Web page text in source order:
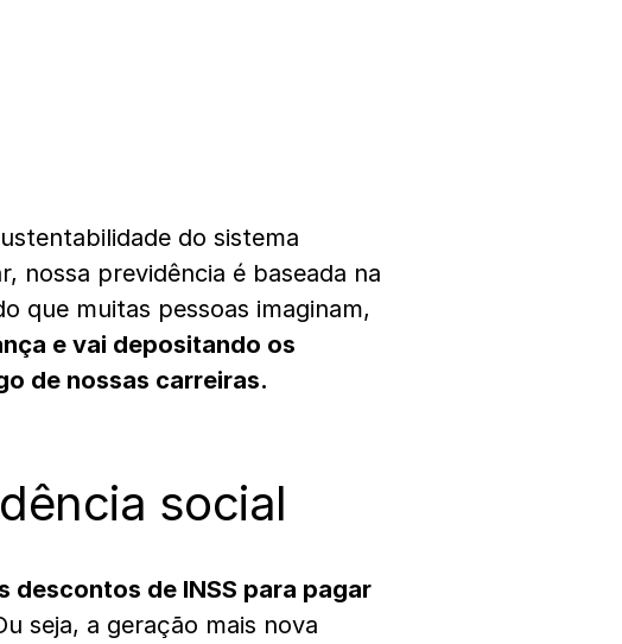
do sistema
nossa previdência é baseada na
que muitas pessoas imaginam,
e vai depositando os
de nossas carreiras.
social
descontos de INSS para pagar
seja, a geração mais nova